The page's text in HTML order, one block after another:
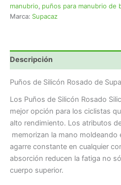
manubrio, puños para manubrio de
Marca: Supacaz
Descripción
Puños de Silicón Rosado de
Los Puños de Silicón Rosado
mejor opción para los ciclistas
alto rendimiento. Los atributos
memorizan la mano moldeando
agarre constante en cualquier
absorción reducen la fatiga no
cuerpo superior.